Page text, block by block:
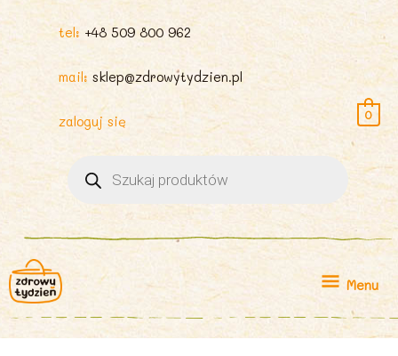
tel: +48 509 800 962
mail: sklep@zdrowytydzien.pl
zaloguj się
produktów
0
Menu
Menu